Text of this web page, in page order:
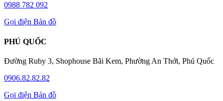
0988 782 092
Gọi điện Bản đồ
PHÚ QUỐC
Đường Ruby 3, Shophouse Bãi Kem, Phường An Thới, Phú Quốc
0906.82.82.82
Gọi điện Bản đồ